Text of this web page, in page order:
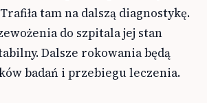
tam na dalszą diagnostykę.
do szpitala jej stan
Dalsze rokowania będą
badań i przebiegu leczenia.